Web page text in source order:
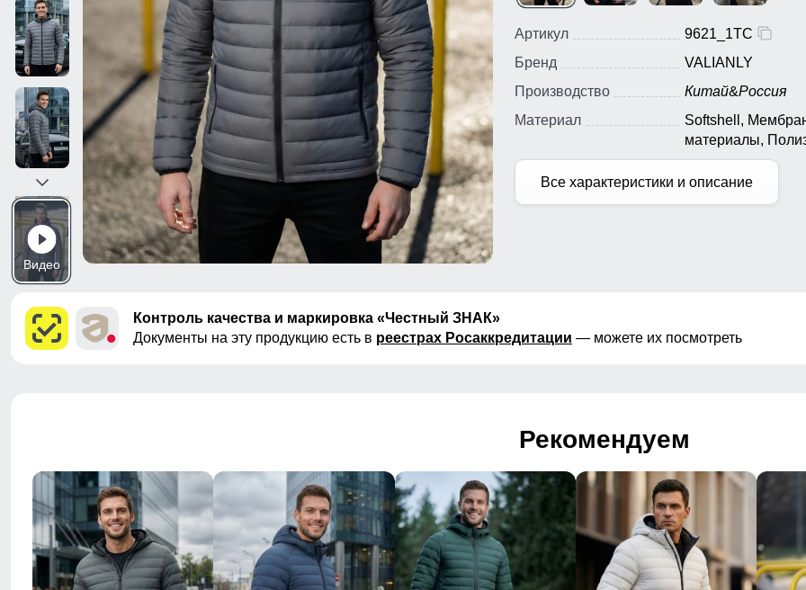
Видео
Артикул
9621_1TC
Бренд
VALIANLY
Производство
Китай&Россия
Материал
Softshell,
материалы,
Все характеристики и описание
Контроль качества и маркировка «Честный ЗНАК»
Документы на эту продукцию есть в реестрах Росаккредитации — можете их посмотреть
Рекомендуем